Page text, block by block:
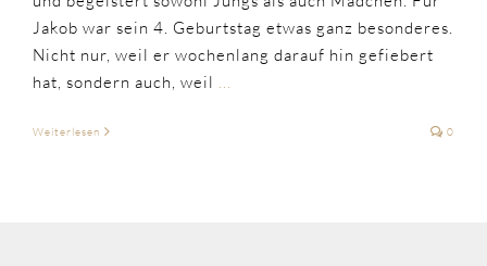
Jakob war sein 4. Geburtstag etwas ganz besonderes.
Nicht nur, weil er wochenlang darauf hin gefiebert
hat, sondern auch, weil ...
Weiterlesen 0